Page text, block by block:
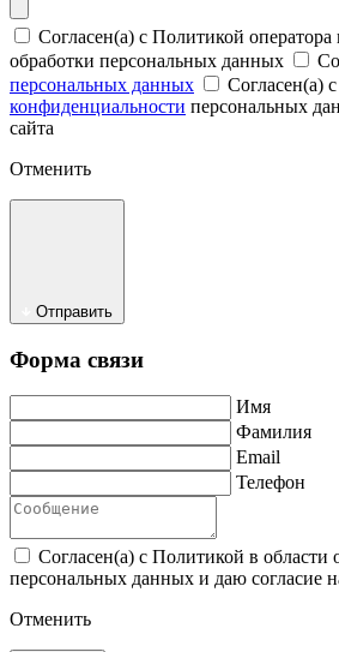
Согласен(а) с Политикой
обработки персональных данных
персональных данных
Согласен(а) с
конфиденциальности персональных
сайта
Отменить
Отправить
Форма связи
Имя
Фамилия
Email
Телефон
Согласен(а) с Политикой в области
персональных данных и даю согласие
Отменить